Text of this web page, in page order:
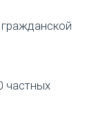
частных